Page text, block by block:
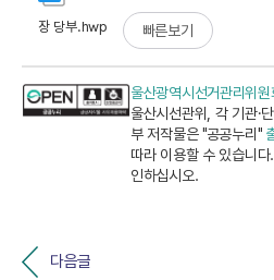
장 당부.hwp 빠른보기
울산광역시선거관리위
울산시선관위, 각 기관·
부 저작물은 "공공누리"
따라 이용할 수 있습니
인하십시오.
다음글